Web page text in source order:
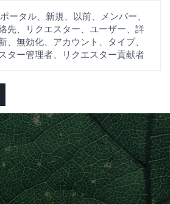
ータル、新規、以前、メンバー、
先、リクエスター、ユーザー、詳
、無効化、アカウント、タイプ、
ター管理者、リクエスター貢献者